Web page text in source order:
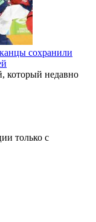
сохранили
который недавно
только с